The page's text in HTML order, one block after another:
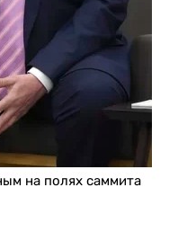
на полях саммита